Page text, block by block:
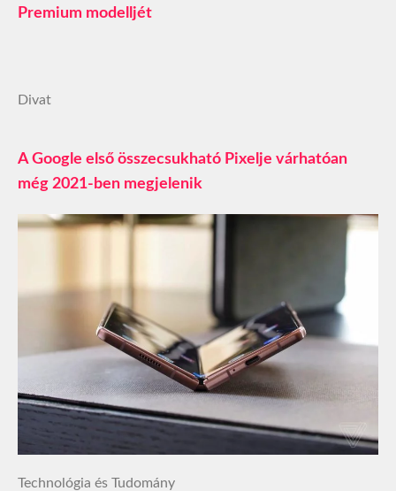
Premium modelljét
Divat
A Google első összecsukható Pixelje várhatóan
még 2021-ben megjelenik
Technológia és Tudomány